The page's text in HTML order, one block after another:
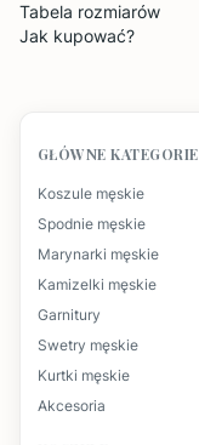
Tabela rozmiarów
Jak kupować?
GŁÓWNE KATEGORIE
Koszule męskie
Spodnie męskie
Marynarki męskie
Kamizelki męskie
Garnitury
Swetry męskie
Kurtki męskie
Akcesoria